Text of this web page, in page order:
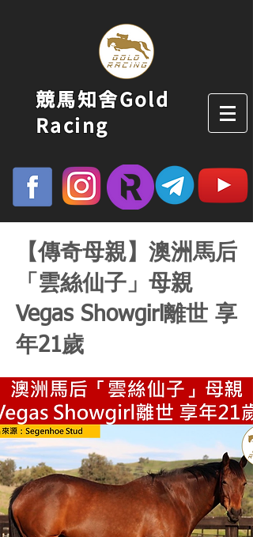
競馬知舍Gold
Racing
【傳奇母親】澳洲馬后
「雲絲仙子」母親
Vegas Showgirl離世 享
年21歲